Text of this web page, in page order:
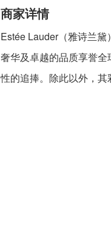
商家详情
Estée Lauder（雅诗兰
奢华及卓越的品质享誉
性的追捧。除此以外，其